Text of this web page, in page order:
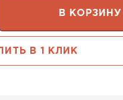
В КОРЗИНУ
КУПИТЬ В 1 КЛИК